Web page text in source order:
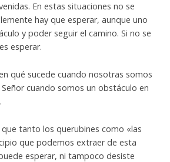
En estas situaciones no se
hay que esperar, aunque uno
y poder seguir el camino. Si no se
esperar.
qué sucede cuando nosotras somos
cuando somos un obstáculo en
tanto los querubines como «las
que podemos extraer de esta
esperar, ni tampoco desiste